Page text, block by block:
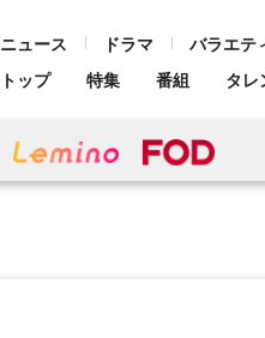
ニュース ドラマ バラエテ
トップ
特集 番組 タレ